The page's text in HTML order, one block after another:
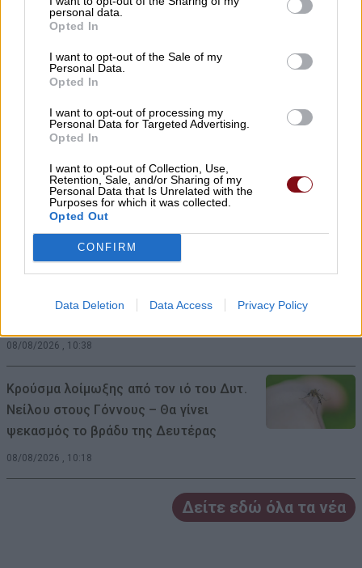
personal data.
Opted In
I want to opt-out of the Sale of my
Personal Data.
Opted In
I want to opt-out of processing my
Personal Data for Targeted Advertising.
Opted In
I want to opt-out of Collection, Use,
Retention, Sale, and/or Sharing of my
Personal Data that Is Unrelated with the
Purposes for which it was collected.
Opted Out
CONFIRM
Data Deletion Data Access Privacy Policy
Η Ελλάδα χάνει το τρένο των startups:
Εκτός top 50 την ώρα που Κύπρος,
Τουρκία, Ρουμανία, Βουλγαρία, Βόρεια
Μακεδονία και Αλβανία επιταχύνουν
Χρ. Καπετάνος: «Ένα αίτημα 25 ετών
γίνεται πράξη. Εξασφαλίστηκε η
χρηματοδότηση 1,2 εκατ. € για το
Δημοτικό Κτίριο Συκουρίου»
08/08/2026 , 10:53
ΣΥΦΩΕΛ: Χάθηκαν 153,74 εκατ. € για τις
μπαταρίες – Μεγάλη απώλεια για τις
08/08/2026 , 10:38
Κρούσμα λοίμωξης από τον ιό του Δυτ.
Νείλου στους Γόννους – Θα γίνει
ψεκασμός το βράδυ της Δευτέρας
08/08/2026 , 10:18
Δείτε εδώ όλα τα νέα